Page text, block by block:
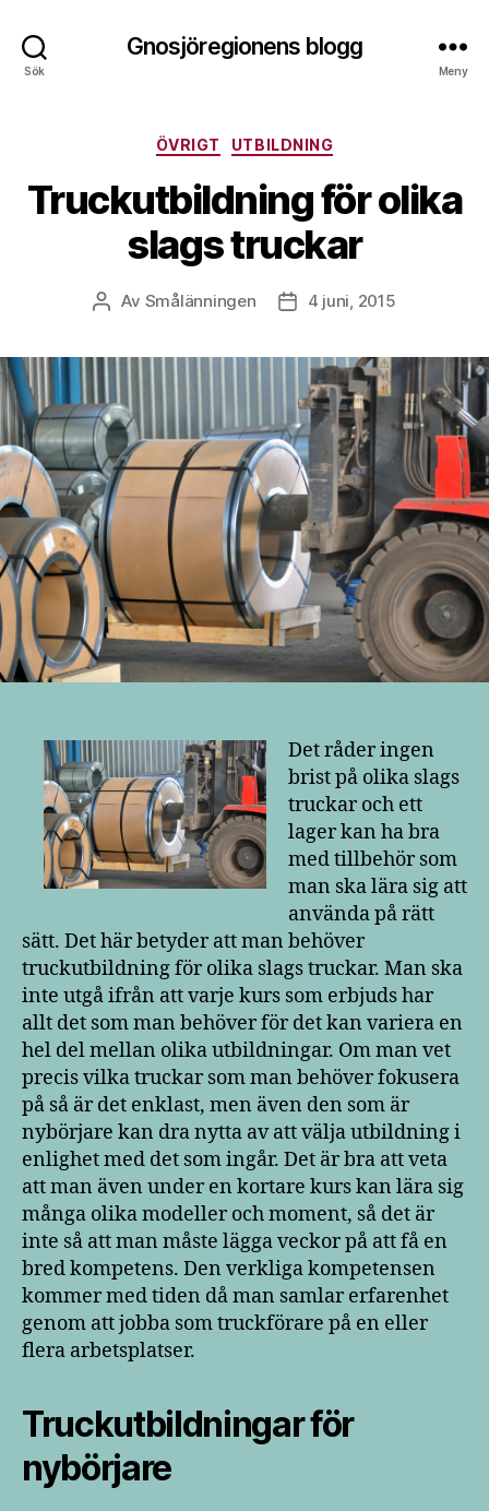
Sök
Gnosjöregionens blogg
Meny
Kategorier
ÖVRIGT UTBILDNING
Truckutbildning för olika
slags truckar
Inläggsförfattare
Av Smålänningen Inläggsdatum
4 juni, 2015
Det råder ingen
brist på olika slags
truckar och ett
lager kan ha bra
med tillbehör som
man ska lära sig att
använda på rätt
sätt. Det här betyder att man behöver
truckutbildning för olika slags truckar. Man ska
inte utgå ifrån att varje kurs som erbjuds har
allt det som man behöver för det kan variera en
hel del mellan olika utbildningar. Om man vet
precis vilka truckar som man behöver fokusera
på så är det enklast, men även den som är
nybörjare kan dra nytta av att välja utbildning i
enlighet med det som ingår. Det är bra att veta
att man även under en kortare kurs kan lära sig
många olika modeller och moment, så det är
inte så att man måste lägga veckor på att få en
bred kompetens. Den verkliga kompetensen
kommer med tiden då man samlar erfarenhet
genom att jobba som truckförare på en eller
flera arbetsplatser.
Truckutbildningar för
nybörjare